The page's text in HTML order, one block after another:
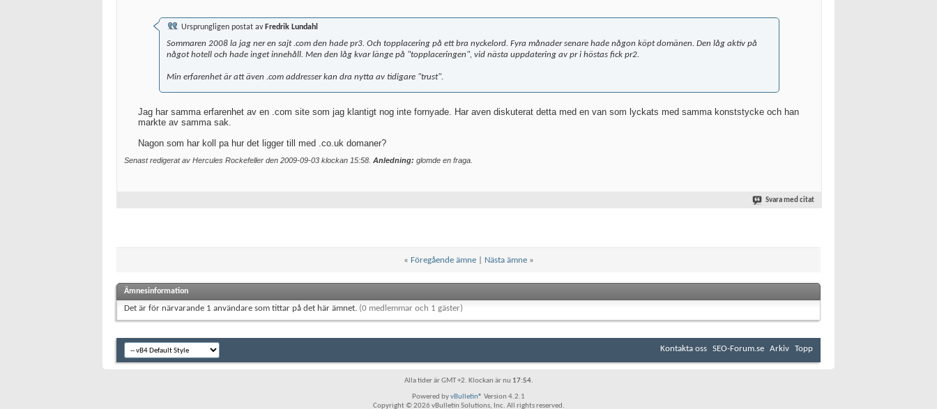
Ursprungligen postat av Fredrik Lundahl
Sommaren 2008 la jag ner en sajt .com den hade pr3. Och topplacering på ett bra nyckelord. Fyra månader senare hade någon köpt domänen. Den låg aktiv på
något hotell och hade inget innehåll. Men den låg kvar länge på "topplaceringen", vid nästa uppdatering av pr i höstas fick pr2.
Min erfarenhet är att även .com addresser kan dra nytta av tidigare "trust".
Jag har samma erfarenhet av en .com site som jag klantigt nog inte fornyade. Har aven diskuterat detta med en van som lyckats med samma konststycke och han
markte av samma sak.
Nagon som har koll pa hur det ligger till med .co.uk domaner?
Senast redigerat av Hercules Rockefeller den 2009-09-03 klockan 15:58 Anledning: glomde en fraga.
Svara med citat
« Föregående ämne| Nästa ämne »
Ämnesinformation
Det är för närvarande 1 användare som tittar på det här ämnet. (0 medlemmar och 1 gäster)
Kontakta oss SEO-Forum.se Arkiv Topp
Alla tider är GMT +2. Klockan är nu 17:54.
Powered byvBulletin® Version 4.2.1
Copyright © 2026 vBulletin Solutions, Inc. All rights reserved.